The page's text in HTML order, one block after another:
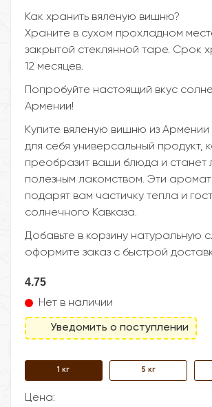
Как хранить вяленую вишню?
Храните в сухом прохладном
закрытой стеклянной таре. Срок
12 месяцев.
Попробуйте настоящий вкус
Армении!
Купите вяленую вишню из
для себя универсальный продукт,
преобразит ваши блюда и станет
полезным лакомством. Эти
подарят вам частичку тепла и
солнечного Кавказа.
Добавьте в корзину натуральную
оформите заказ с быстрой
4.75
Нет в наличии
Уведомить о поступлении
1 кг 5 кг
Цена: